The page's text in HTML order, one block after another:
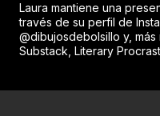
Laura mantiene una
través de su perfil de
@dibujosdebolsillo y,
Substack, Literary